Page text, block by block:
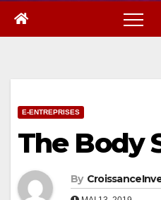
E-ENTREPRISES
The Body
By